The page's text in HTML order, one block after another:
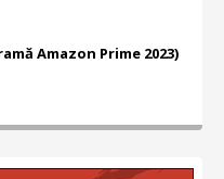
Amazon Prime 2023)